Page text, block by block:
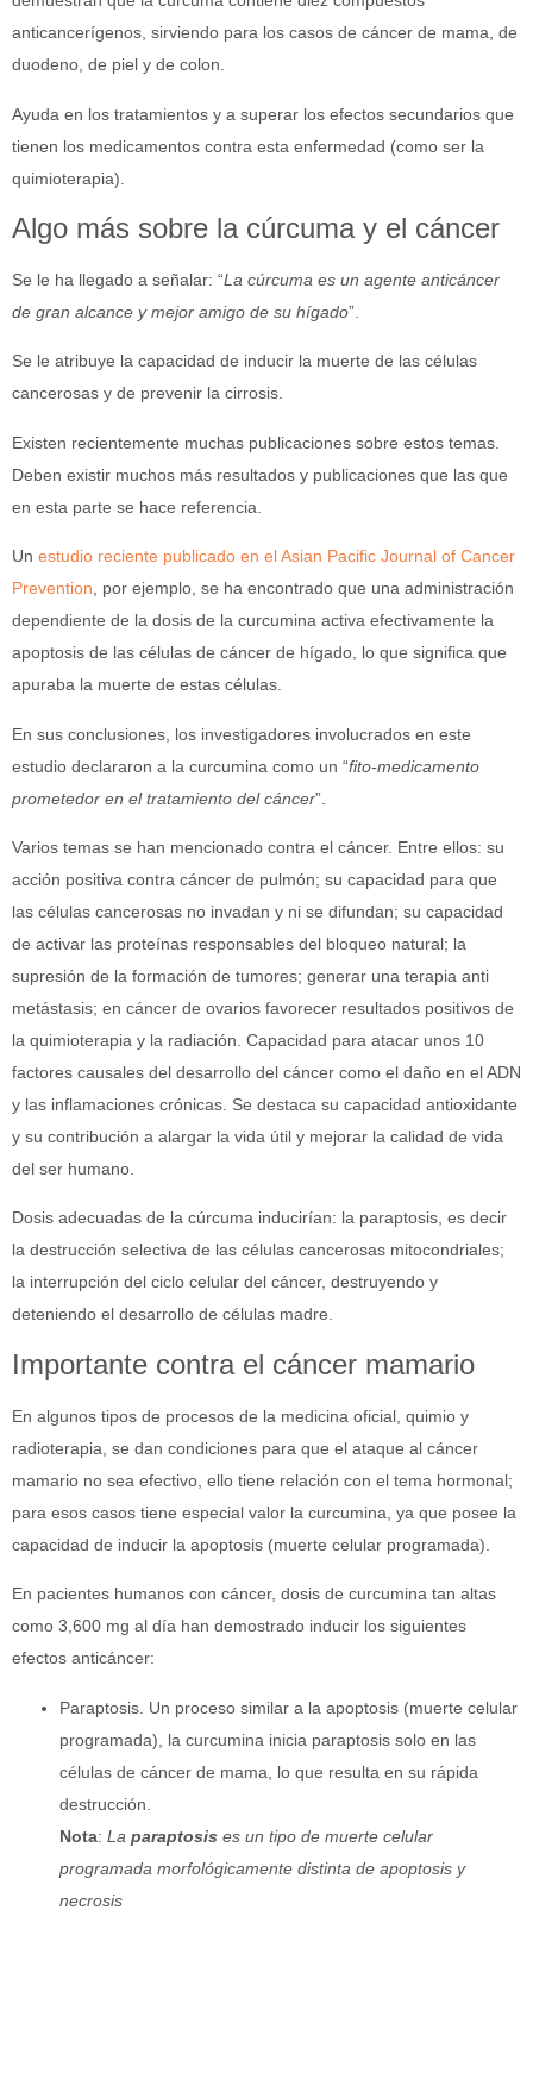
anticancerígenos, sirviendo para los casos de cáncer de mama, de
duodeno, de piel y de colon.
Ayuda en los tratamientos y a superar los efectos secundarios que
tienen los medicamentos contra esta enfermedad (como ser la
quimioterapia).
Algo más sobre la cúrcuma y el cáncer
Se le ha llegado a señalar: “La cúrcuma es un agente anticáncer
de gran alcance y mejor amigo de su hígado”.
Se le atribuye la capacidad de inducir la muerte de las células
cancerosas y de prevenir la cirrosis.
Existen recientemente muchas publicaciones sobre estos temas.
Deben existir muchos más resultados y publicaciones que las que
en esta parte se hace referencia.
Un estudio reciente publicado en el Asian Pacific Journal of Cancer
Prevention, por ejemplo, se ha encontrado que una administración
dependiente de la dosis de la curcumina activa efectivamente la
apoptosis de las células de cáncer de hígado, lo que significa que
apuraba la muerte de estas células.
En sus conclusiones, los investigadores involucrados en este
estudio declararon a la curcumina como un “fito-medicamento
prometedor en el tratamiento del cáncer”.
Varios temas se han mencionado contra el cáncer. Entre ellos: su
acción positiva contra cáncer de pulmón; su capacidad para que
las células cancerosas no invadan y ni se difundan; su capacidad
de activar las proteínas responsables del bloqueo natural; la
supresión de la formación de tumores; generar una terapia anti
metástasis; en cáncer de ovarios favorecer resultados positivos de
la quimioterapia y la radiación. Capacidad para atacar unos 10
factores causales del desarrollo del cáncer como el daño en el ADN
y las inflamaciones crónicas. Se destaca su capacidad antioxidante
y su contribución a alargar la vida útil y mejorar la calidad de vida
del ser humano.
Dosis adecuadas de la cúrcuma inducirían: la paraptosis, es decir
la destrucción selectiva de las células cancerosas mitocondriales;
la interrupción del ciclo celular del cáncer, destruyendo y
deteniendo el desarrollo de células madre.
Importante contra el cáncer mamario
En algunos tipos de procesos de la medicina oficial, quimio y
radioterapia, se dan condiciones para que el ataque al cáncer
mamario no sea efectivo, ello tiene relación con el tema hormonal;
para esos casos tiene especial valor la curcumina, ya que posee la
capacidad de inducir la apoptosis (muerte celular programada).
En pacientes humanos con cáncer, dosis de curcumina tan altas
como 3,600 mg al día han demostrado inducir los siguientes
efectos anticáncer:
Paraptosis. Un proceso similar a la apoptosis (muerte celular
programada), la curcumina inicia paraptosis solo en las
células de cáncer de mama, lo que resulta en su rápida
destrucción.
Nota: La paraptosis es un tipo de muerte celular
programada morfológicamente distinta de apoptosis y
necrosis